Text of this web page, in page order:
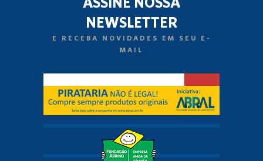
NEWSLETTER
E RECEBA NOVIDADES EM SEU E-
MAIL